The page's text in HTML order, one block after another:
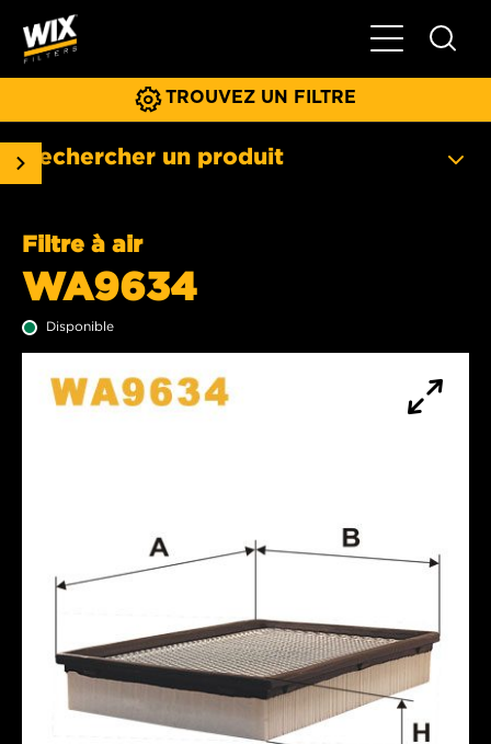
Basculer la
TROUVEZ UN FILTRE
Rechercher un produit
Filtre à air
WA9634
Disponible